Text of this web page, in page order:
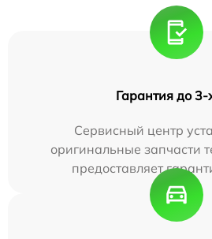
Гарантия до 3-
Сервисный центр
оригинальные запчасти
предоставляет